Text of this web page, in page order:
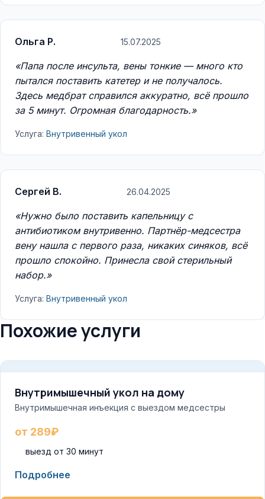
Ольга Р. 15.07.2025
«Папа после инсульта, вены тонкие — много кто
пытался поставить катетер и не получалось.
Здесь медбрат справился аккуратно, всё прошло
за 5 минут. Огромная благодарность.»
Услуга: Внутривенный укол
Сергей В. 26.04.2025
«Нужно было поставить капельницу с
антибиотиком внутривенно. Партнёр-медсестра
вену нашла с первого раза, никаких синяков, всё
прошло спокойно. Принесла свой стерильный
набор.»
Услуга: Внутривенный укол
Похожие услуги
Внутримышечный укол на дому
Внутримышечная инъекция с выездом медсестры
от 289₽
выезд от 30 минут
Подробнее